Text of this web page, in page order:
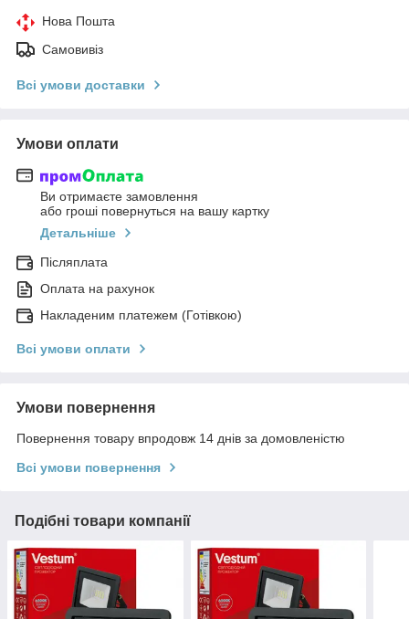
Нова Пошта
Самовивіз
Всі умови доставки
Умови оплати
Ви отримаєте замовлення
або гроші повернуться на вашу картку
Детальніше
Післяплата
Оплата на рахунок
Накладеним платежем (Готівкою)
Всі умови оплати
Умови повернення
Повернення товару впродовж 14 днів за домовленістю
Всі умови повернення
Подібні товари компанії